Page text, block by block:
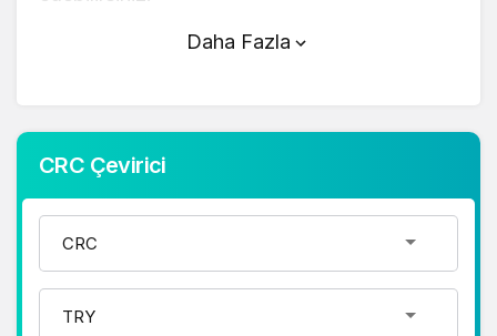
CRC (TL) fiyatı bugün düştü.
işlem hacmi 0. Fiyatı son 24 saatte 0,100000
değişim göstermiştir..
CRC hesaplama işlemleri için, sayfanın
üstünde yer alan çevirici aracını kullanarak
mevcut fiyatlar üzerinden hızlı ve kolay bir
şekilde çevirme işlemlerinizi
Daha Fazla
CRC Çevirici